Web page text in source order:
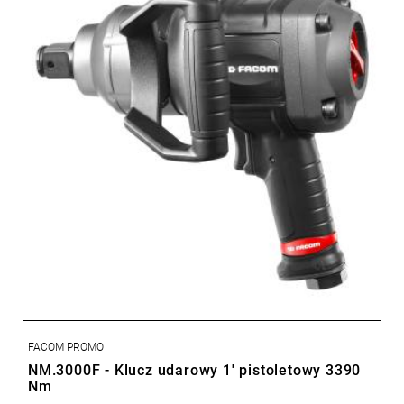
Typ gwarancji:D2
FACOM PROMO
NM.3000F - Klucz udarowy 1' pistoletowy 3390
Nm